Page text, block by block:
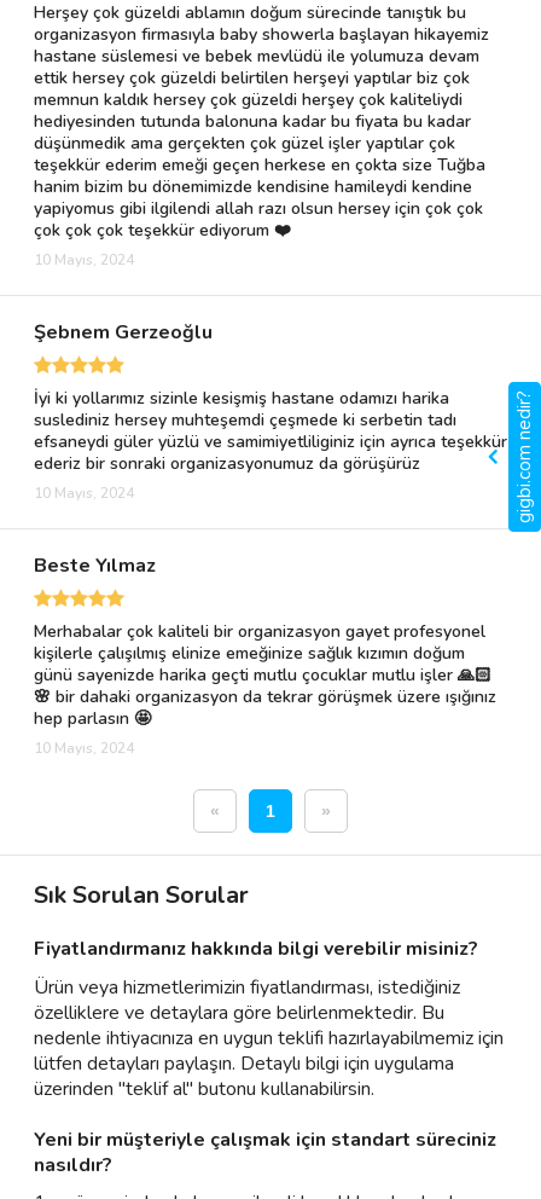
Herşey çok güzeldi ablamın doğum sürecinde tanıştık bu
organizasyon firmasıyla baby showerla başlayan hikayemiz
hastane süslemesi ve bebek mevlüdü ile yolumuza devam
ettik hersey çok güzeldi belirtilen herşeyi yaptılar biz çok
memnun kaldık hersey çok güzeldi herşey çok kaliteliydi
hediyesinden tutunda balonuna kadar bu fiyata bu kadar
düşünmedik ama gerçekten çok güzel işler yaptılar çok
teşekkür ederim emeği geçen herkese en çokta size Tuğba
hanim bizim bu dönemimizde kendisine hamileydi kendine
yapiyomus gibi ilgilendi allah razı olsun hersey için çok çok
çok çok çok teşekkür ediyorum ❤️
10 Mayıs, 2024
Şebnem Gerzeoğlu
İyi ki yollarımız sizinle kesişmiş hastane odamızı harika
suslediniz hersey muhteşemdi çeşmede ki serbetin tadı
efsaneydi güler yüzlü ve samimiyetliliginiz için ayrıca teşekkür
ederiz bir sonraki organizasyonumuz da görüşürüz
10 Mayıs, 2024
Beste Yılmaz
Merhabalar çok kaliteli bir organizasyon gayet profesyonel
kişilerle çalışılmış elinize emeğinize sağlık kızımın doğum
günü sayenizde harika geçti mutlu çocuklar mutlu işler 🙏🏻
🌸 bir dahaki organizasyon da tekrar görüşmek üzere ışığınız
hep parlasın 🤩
10 Mayıs, 2024
« 1 »
Sık Sorulan Sorular
Fiyatlandırmanız hakkında bilgi verebilir misiniz?
Ürün veya hizmetlerimizin fiyatlandırması, istediğiniz
özelliklere ve detaylara göre belirlenmektedir. Bu
nedenle ihtiyacınıza en uygun teklifi hazırlayabilmemiz için
lütfen detayları paylaşın. Detaylı bilgi için uygulama
üzerinden "teklif al" butonu kullanabilirsin.
Yeni bir müşteriyle çalışmak için standart süreciniz
nasıldır?
gigbi.com nedir?